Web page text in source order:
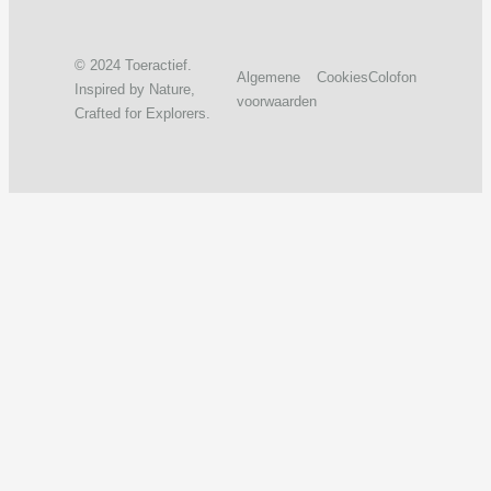
© 2024 Toeractief.
Inspired by Nature,
Crafted for Explorers.
Algemene
voorwaarden
CookiesColofon